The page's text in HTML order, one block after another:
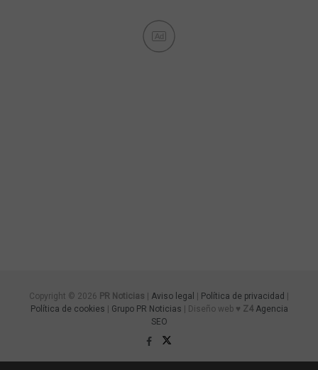
Ad
Copyright © 2026 PR Noticias Aviso legal Política de privacidad
Política de cookies
Grupo PR Noticias | Diseño web ♥ Z4 Agencia
SEO